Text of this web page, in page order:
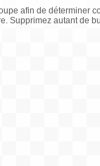
afin de déterminer
Supprimez autant de